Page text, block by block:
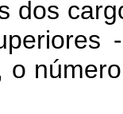
dos
o